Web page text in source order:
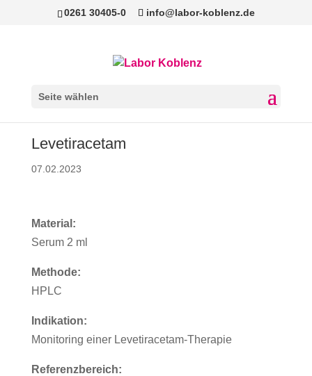
0261 30405-0 info@labor-koblenz.de
Seite wählen
Levetiracetam
07.02.2023
Material:
Serum 2 ml
Methode:
HPLC
Indikation:
Monitoring einer Levetiracetam-Therapie
Referenzbereich: